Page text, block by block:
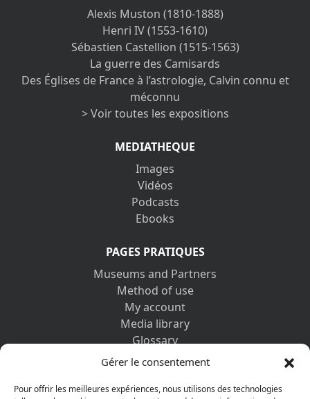
Gérer le consentement
Pour offrir les meilleures expériences, nous utilisons des technologies
Alexis Muston (1810-1888)
Henri IV (1553-1610)
Sébastien Castellion (1515-1563)
La guerre des Camisards
Des Églises de France à l’astrologie, Calvin connu et
méconnu
> Voir toutes les expositions
MEDIATHEQUE
Images
Vidéos
Podcasts
Ebooks
PAGES PRATIQUES
Museums and Partners
Method of use
My account
Media library
Glossary
Contact us
Privacy policy